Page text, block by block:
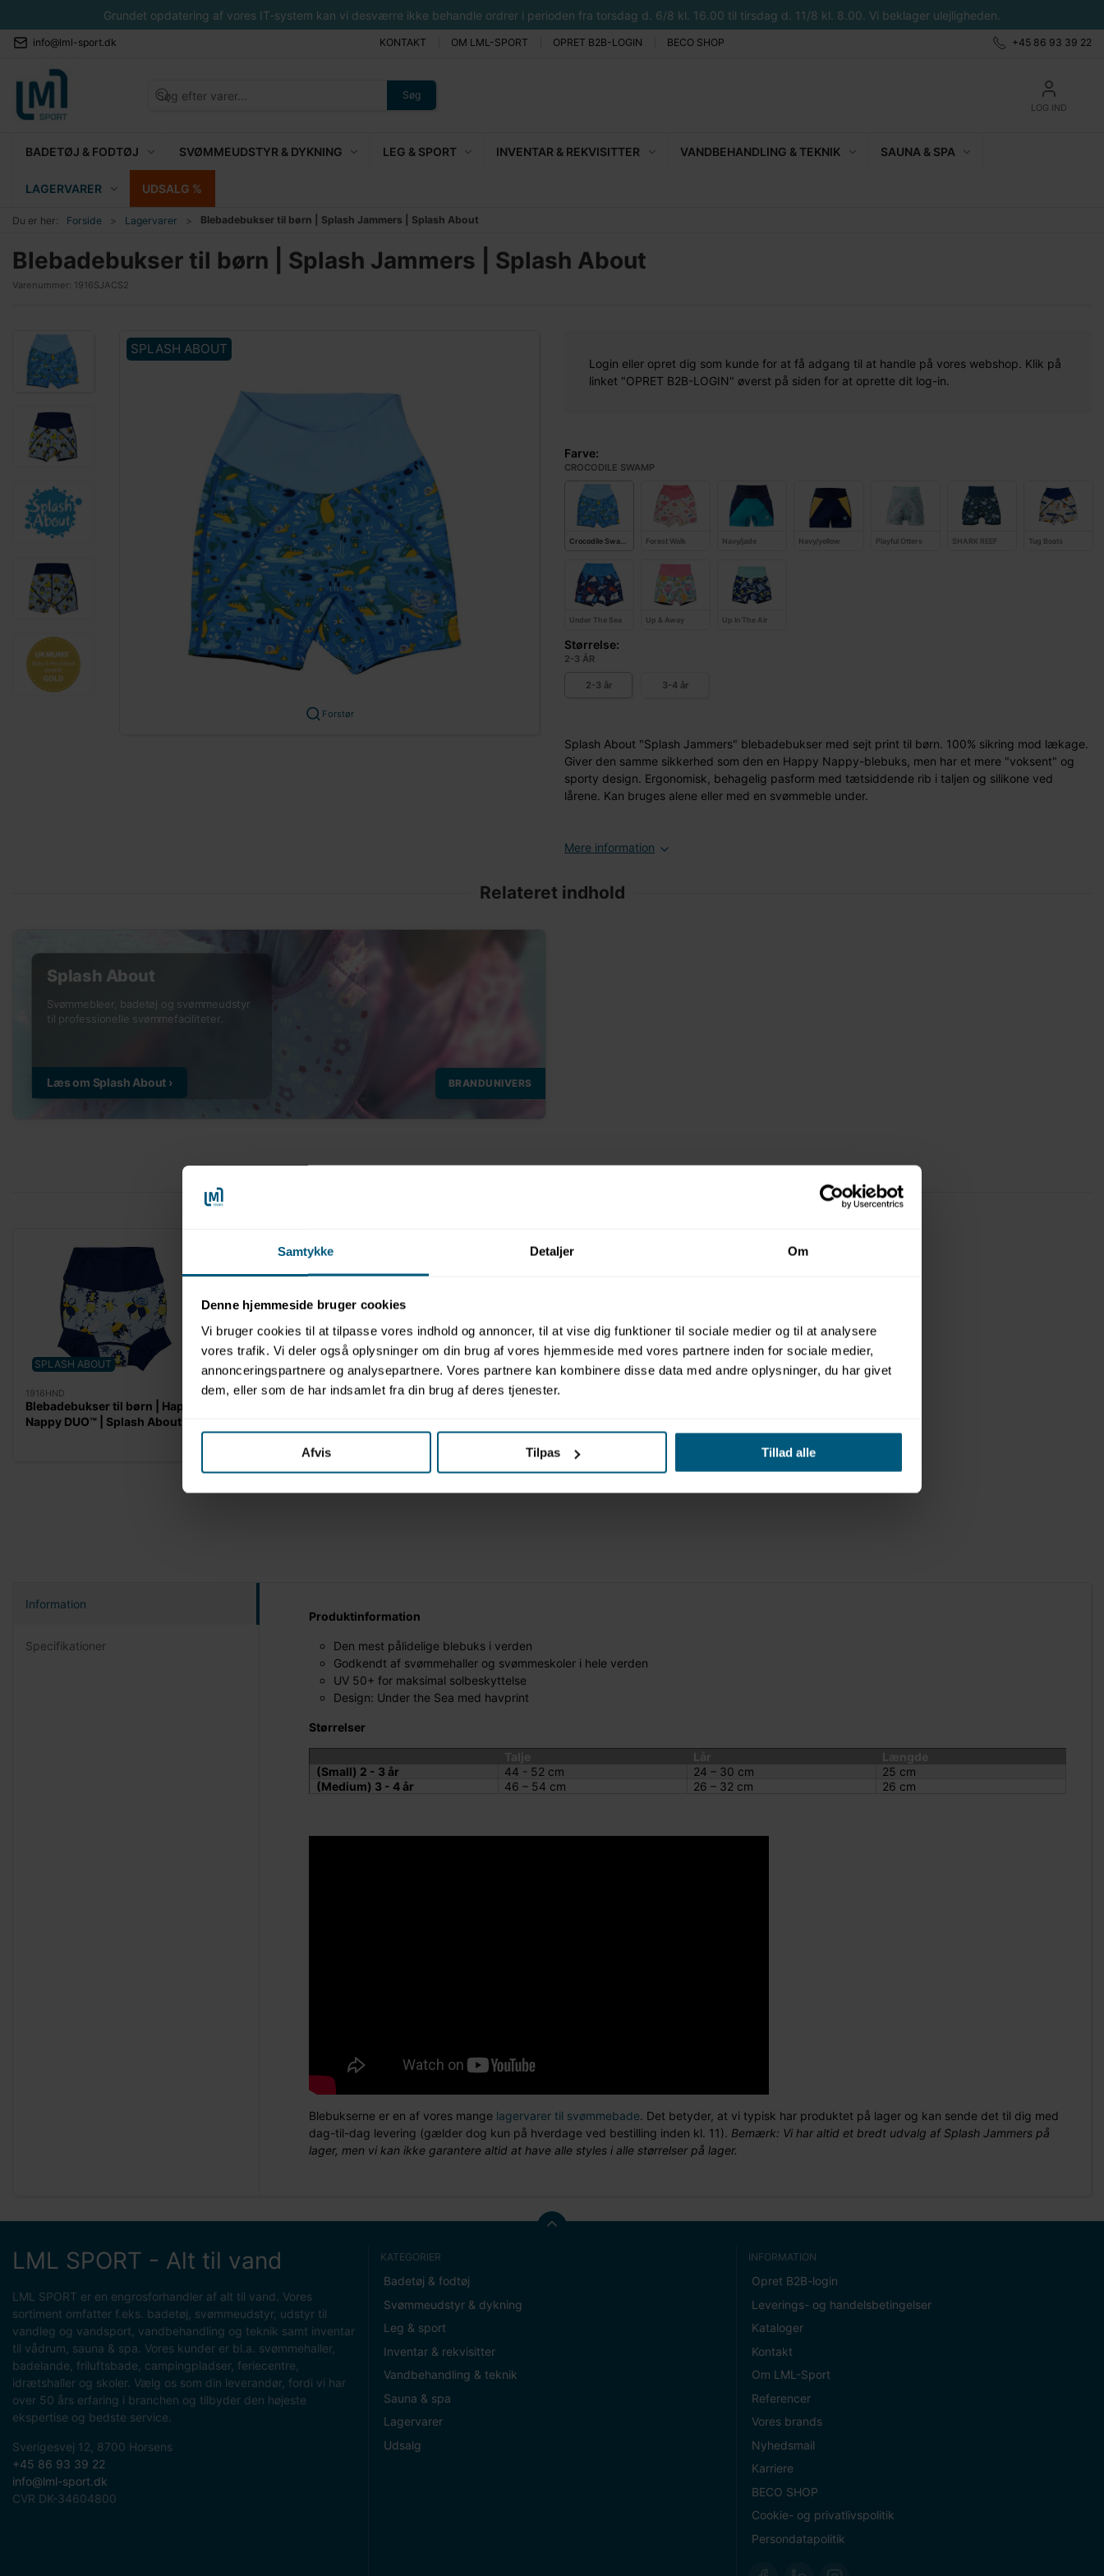
Samtykke Detaljer Om
Denne hjemmeside bruger cookies
Vi bruger cookies til at tilpasse vores indhold og annoncer, til at vise dig funktioner til sociale medier og til at analysere
vores trafik. Vi deler også oplysninger om din brug af vores hjemmeside med vores partnere inden for sociale medier,
annonceringspartnere og analysepartnere. Vores partnere kan kombinere disse data med andre oplysninger, du har givet
dem, eller som de har indsamlet fra din brug af deres tjenester.
Afvis Tilpas Tillad alle
Grundet opdatering af vores IT-system kan vi desværre ikke behandle ordrer i perioden fra torsdag d. 6/8 kl. 16.00 til tirsdag d. 11/8 kl. 8.00. Vi beklager ulejligheden.
info@lml-sport.dk KONTAKT OM LML-SPORT OPRET B2B-LOGIN BECO SHOP +45 86 93 39 22
Søg
LOG IND
BADETØJ & FODTØJ SVØMMEUDSTYR & DYKNING LEG & SPORT INVENTAR & REKVISITTER VANDBEHANDLING & TEKNIK SAUNA & SPA
LAGERVARER UDSALG %
Du er her: Forside Lagervarer Blebadebukser til børn | Splash Jammers | Splash About
Blebadebukser til børn | Splash Jammers | Splash About
Varenummer: 1916SJACS2
SPLASH ABOUT
Forstør
Login eller opret dig som kunde for at få adgang til at handle på vores webshop. Klik på
linket "OPRET B2B-LOGIN" øverst på siden for at oprette dit log-in.
Farve:
CROCODILE SWAMP
Forest Walk Navy/jade Navy/yellow Playful Otters SHARK REEF Tug Boats
Under The Sea Up & Away Up In The Air
Størrelse:
2-3 ÅR
2-3 år 3-4 år
Splash About "Splash Jammers" blebadebukser med sejt print til børn. 100% sikring mod lækage.
Giver den samme sikkerhed som den en Happy Nappy-blebuks, men har et mere "voksent" og
sporty design. Ergonomisk, behagelig pasform med tætsiddende rib i taljen og silikone ved
lårene. Kan bruges alene eller med en svømmeble under.
Mere information
Relateret indhold
Splash About
SPLASH ABOUT
1916HND
Blebadebukser til børn | Happy
Nappy DUO™ | Splash About
SPLASH ABOUT LAGERVARE
1916HNP
SPLASH ABOUT
1916SL
Information
Specifikationer
Produktinformation
Den mest pålidelige blebuks i verden
Godkendt af svømmehaller og svømmeskoler i hele verden
UV 50+ for maksimal solbeskyttelse
Design: Under the Sea med havprint
Størrelser
(Small) 2 - 3 år
44 - 52 cm 24 – 30 cm
25 cm
(Medium) 3 - 4 år
46 – 54 cm 26 – 32 cm 26 cm
Blebukserne er en af vores mange lagervarer til svømmebade. Det betyder, at vi typisk har produktet på lager og kan sende det til dig med
dag-til-dag levering (gælder dog kun på hverdage ved bestilling inden kl. 11). Bemærk: Vi har altid et bredt udvalg af Splash Jammers på
lager, men vi kan ikke garantere altid at have alle styles i alle størrelser på lager.
LML SPORT - Alt til vand
LML SPORT er en engrosforhandler af alt til vand. Vores
sortiment omfatter f.eks. badetøj, svømmeudstyr, udstyr til
vandleg og vandsport, vandbehandling og teknik samt inventar
til vådrum, sauna & spa. Vores kunder er bl.a. svømmehaller,
badelande, friluftsbade, campingpladser, feriecentre,
idrætshaller og skoler. Vælg os som din leverandør, fordi vi har
over 50 års erfaring i branchen og tilbyder den højeste
ekspertise og bedste service.
Sverigesvej 12, 8700 Horsens
+45 86 93 39 22
info@lml-sport.dk
CVR DK-34604800
KATEGORIER
Badetøj & fodtøj
Svømmeudstyr & dykning
Leg & sport
Inventar & rekvisitter
Vandbehandling & teknik
Sauna & spa
Lagervarer
Udsalg
INFORMATION
Opret B2B-login
Leverings- og handelsbetingelser
Kataloger
Kontakt
Om LML-Sport
Referencer
Vores brands
Nyhedsmail
Karriere
BECO SHOP
Cookie- og privatlivspolitik
Persondatapolitik